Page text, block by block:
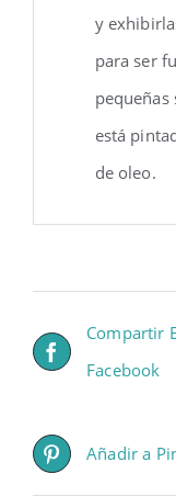
y
para ser
pequeñas
está
de oleo.
Compartir
Facebook
Añadir a